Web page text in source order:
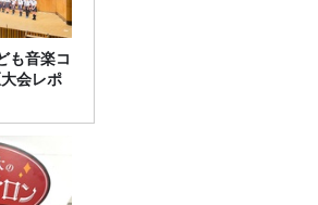
も音楽コ
会レポ